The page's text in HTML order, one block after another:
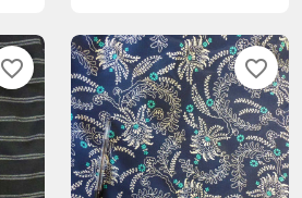
favorite_border favorite_border